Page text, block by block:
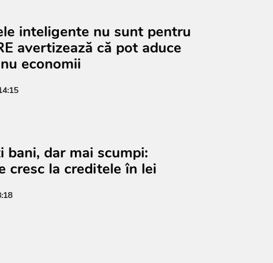
inteligente nu sunt pentru
avertizează că pot aduce
economii
bani, dar mai scumpi:
cresc la creditele în lei